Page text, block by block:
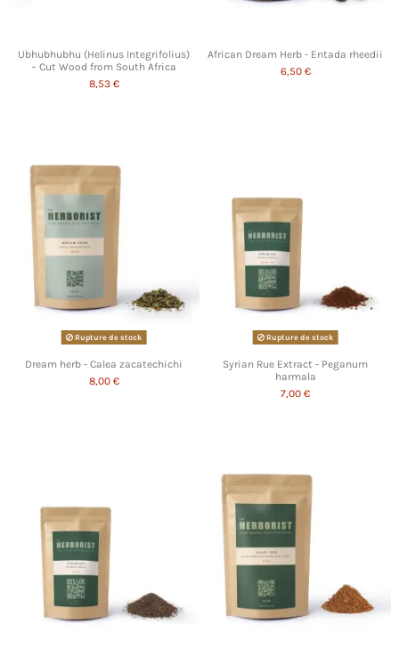
Ubhubhubhu (Helinus Integrifolius)
– Cut Wood from South Africa
8,53 €
African Dream Herb - Entada rheedii
6,50 €
Rupture de stock
Dream herb - Calea zacatechichi
8,00 €
Rupture de stock
Syrian Rue Extract - Peganum
harmala
7,00 €